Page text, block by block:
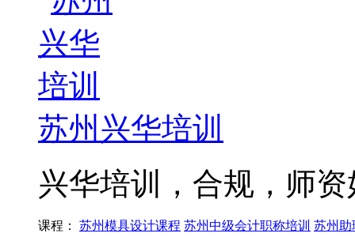
苏州兴华培训
兴华培训，合规，师
课程： 苏州模具设计课程 苏州中级会计职称培训 苏州助